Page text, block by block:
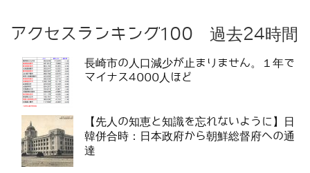
アクセスランキング100 過去24時間
長崎市の人口減少が止まりません。１年で
マイナス4000人ほど
【先人の知恵と知識を忘れないように】日
韓併合時：日本政府から朝鮮総督府への通
達